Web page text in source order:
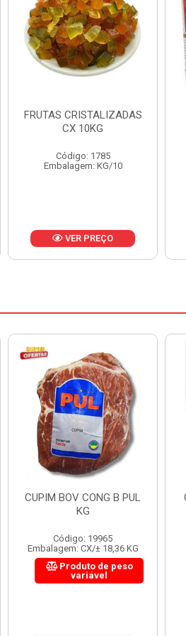
MARGARINA PRIMOR
BALDE 3KG
Código: 1801
Embalagem: BD/1
VER PREÇO
CARNE MOIDA FORTBOI
CX 10KG
Código: 200
Embalagem: KG/10